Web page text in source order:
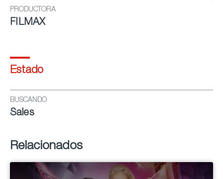
PRODUCTORA
FILMAX
Estado
BUSCANDO
Sales
Relacionados